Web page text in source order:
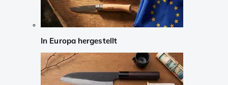
In Europa hergestellt